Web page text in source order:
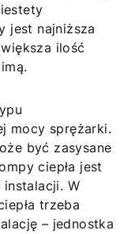
jest najniższa
ilość
mocy sprężarki.
być zasysane
ciepła jest
W
trzeba
– jednostka